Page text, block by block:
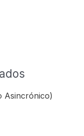
Asincrónico)